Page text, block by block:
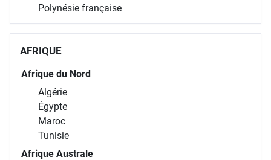
Polynésie française
AFRIQUE
Afrique du Nord
Algérie
Égypte
Maroc
Tunisie
Afrique Australe